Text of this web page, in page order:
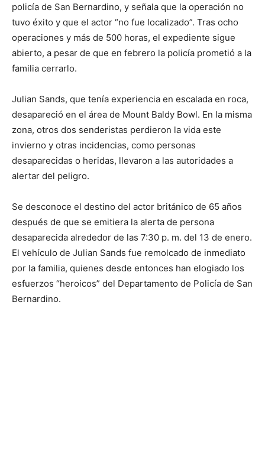
policía de San Bernardino, y señala que la operación no
tuvo éxito y que el actor “no fue localizado”. Tras ocho
operaciones y más de 500 horas, el expediente sigue
abierto, a pesar de que en febrero la policía prometió a la
familia cerrarlo.
Julian Sands, que tenía experiencia en escalada en roca,
desapareció en el área de Mount Baldy Bowl. En la misma
zona, otros dos senderistas perdieron la vida este
invierno y otras incidencias, como personas
desaparecidas o heridas, llevaron a las autoridades a
alertar del peligro.
Se desconoce el destino del actor británico de 65 años
después de que se emitiera la alerta de persona
desaparecida alrededor de las 7:30 p. m. del 13 de enero.
El vehículo de Julian Sands fue remolcado de inmediato
por la familia, quienes desde entonces han elogiado los
esfuerzos “heroicos” del Departamento de Policía de San
Bernardino.